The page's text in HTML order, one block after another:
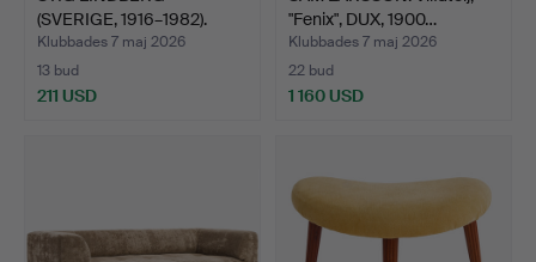
(SVERIGE, 1916–1982).
Skålfa…
Klubbades 7 maj 2026
13 bud
211 USD
"Fenix", DUX, 1900…
Klubbades 7 maj 2026
22 bud
1 160 USD